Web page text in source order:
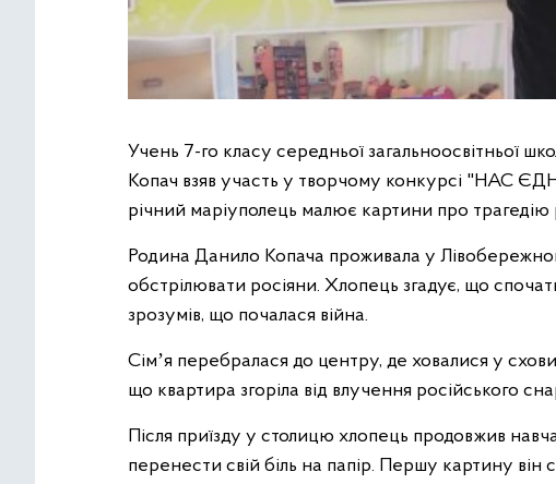
Учень 7-го класу середньої загальноосвітньої
Копач взяв участь у творчому конкурсі "НАС
річний маріуполець малює картини про трагедію
Родина Данило Копача проживала у
обстрілювати росіяни. Хлопець згадує, що
зрозумів, що почалася війна.
Сімʼя перебралася до центру, де ховалися у
що квартира згоріла від влучення російського
Після приїзду у столицю хлопець продовжив
перенести свій біль на папір. Першу картину він